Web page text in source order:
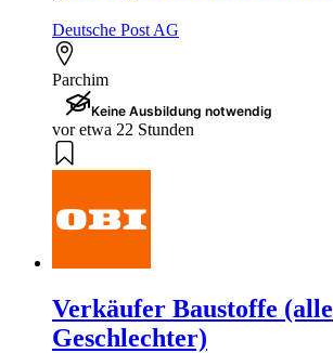
Deutsche Post AG
Parchim
Keine Ausbildung notwendig
vor etwa 22 Stunden
Verkäufer Baustoffe (alle
Geschlechter)